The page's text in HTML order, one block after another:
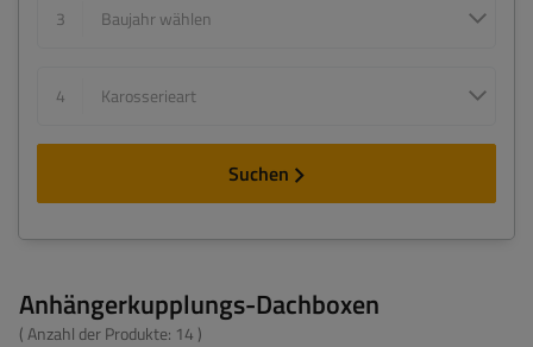
3 Baujahr wählen
4 Karosserieart
Suchen
Anhängerkupplungs-Dachboxen
( Anzahl der Produkte: 14 )